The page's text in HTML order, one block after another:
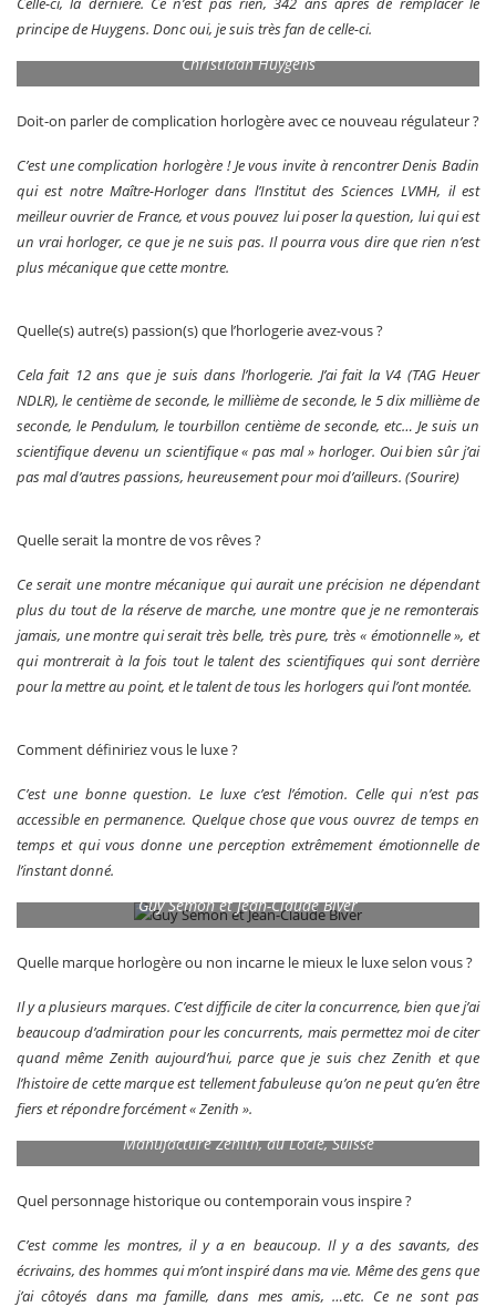
principe de Huygens. Donc oui, je suis très fan de celle-ci.
Christiaan Huygens
Doit-on parler de complication horlogère avec ce nouveau régulateur ?
C’est une complication horlogère ! Je vous invite à rencontrer Denis Badin
qui est notre Maître-Horloger dans l’Institut des Sciences LVMH, il est
meilleur ouvrier de France, et vous pouvez lui poser la question, lui qui est
un vrai horloger, ce que je ne suis pas. Il pourra vous dire que rien n’est
plus mécanique que cette montre.
Quelle(s) autre(s) passion(s) que l’horlogerie avez-vous ?
Cela fait 12 ans que je suis dans l’horlogerie. J’ai fait la V4 (TAG Heuer
NDLR), le centième de seconde, le millième de seconde, le 5 dix millième de
seconde, le Pendulum, le tourbillon centième de seconde, etc… Je suis un
scientifique devenu un scientifique « pas mal » horloger. Oui bien sûr j’ai
pas mal d’autres passions, heureusement pour moi d’ailleurs. (Sourire)
Quelle serait la montre de vos rêves ?
Ce serait une montre mécanique qui aurait une précision ne dépendant
plus du tout de la réserve de marche, une montre que je ne remonterais
jamais, une montre qui serait très belle, très pure, très « émotionnelle », et
qui montrerait à la fois tout le talent des scientifiques qui sont derrière
pour la mettre au point, et le talent de tous les horlogers qui l’ont montée.
Comment définiriez vous le luxe ?
C’est une bonne question. Le luxe c’est l’émotion. Celle qui n’est pas
accessible en permanence. Quelque chose que vous ouvrez de temps en
temps et qui vous donne une perception extrêmement émotionnelle de
l’instant donné.
Guy Semon et Jean-Claude Biver
Quelle marque horlogère ou non incarne le mieux le luxe selon vous ?
Il y a plusieurs marques. C’est difficile de citer la concurrence, bien que j’ai
beaucoup d’admiration pour les concurrents, mais permettez moi de citer
quand même Zenith aujourd’hui, parce que je suis chez Zenith et que
l’histoire de cette marque est tellement fabuleuse qu’on ne peut qu’en être
fiers et répondre forcément « Zenith ».
Manufacture Zenith, au Locle, Suisse
Quel personnage historique ou contemporain vous inspire ?
C’est comme les montres, il y a en beaucoup. Il y a des savants, des
écrivains, des hommes qui m’ont inspiré dans ma vie. Même des gens que
j’ai côtoyés dans ma famille, dans mes amis, …etc. Ce ne sont pas